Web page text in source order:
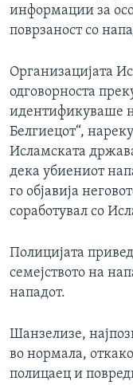
информации за
поврзаност со
Организацијата
одговорноста
идентификуваше
Белгиецот“,
Исламската
дека убиениот
го објавија
соработувал со
Полицијата
семејството на
нападот.
Шанзелизе,
во нормала,
полицаец и